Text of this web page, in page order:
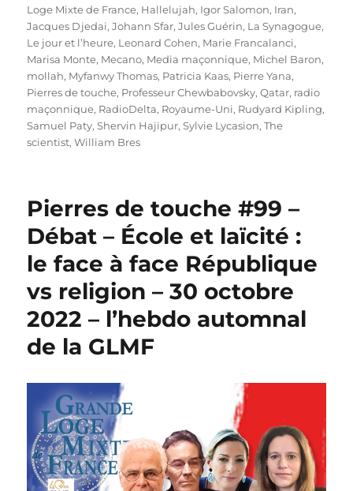
Loge Mixte de France, Hallelujah, Igor Salomon, Iran,
Jacques Djedai,Johann Sfar,Jules Guérin, La Synagogue,
Le jour et l’heure, Leonard Cohen, Marie Francalanci,
Marisa Monte, Mecano, Media maçonnique, Michel Baron,
mollah, Myfanwy Thomas, Patricia Kaas, Pierre Yana,
Pierres de touche, Professeur Chewbabovsky,Qatar, radio
maçonnique, RadioDelta, Royaume-Uni, Rudyard Kipling,
Samuel Paty,Shervin Hajipur,Sylvie Lycasion,The
scientist,William Bres
Pierres de touche #99 –
Débat – École et laïcité :
le face à face République
vs religion – 30 octobre
2022 – l’hebdo automnal
de la GLMF